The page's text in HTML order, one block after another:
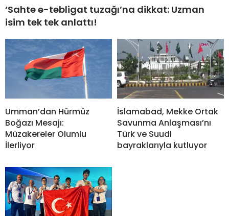
‘Sahte e-tebligat tuzağı’na dikkat: Uzman
isim tek tek anlattı!
Umman’dan Hürmüz
Boğazı Mesajı:
Müzakereler Olumlu
İlerliyor
İslamabad, Mekke Ortak
Savunma Anlaşması’nı
Türk ve Suudi
bayraklarıyla kutluyor